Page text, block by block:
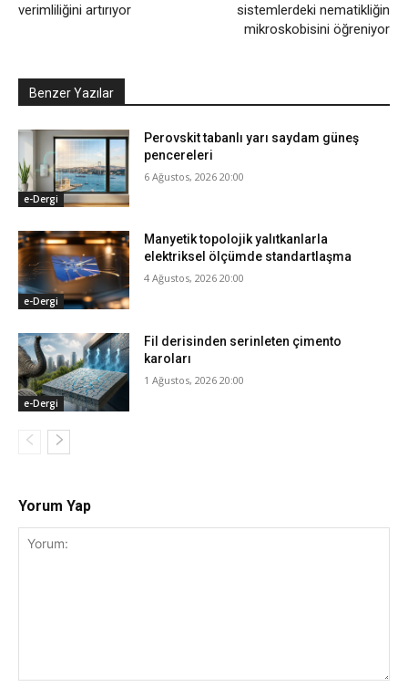
verimliliğini artırıyor
sistemlerdeki nematikliğin
mikroskobisini öğreniyor
Benzer Yazılar
e-Dergi
Perovskit tabanlı yarı saydam güneş
pencereleri
6 Ağustos, 2026 20:00
e-Dergi
Manyetik topolojik yalıtkanlarla
elektriksel ölçümde standartlaşma
4 Ağustos, 2026 20:00
e-Dergi
Fil derisinden serinleten çimento
karoları
1 Ağustos, 2026 20:00
Yorum Yap